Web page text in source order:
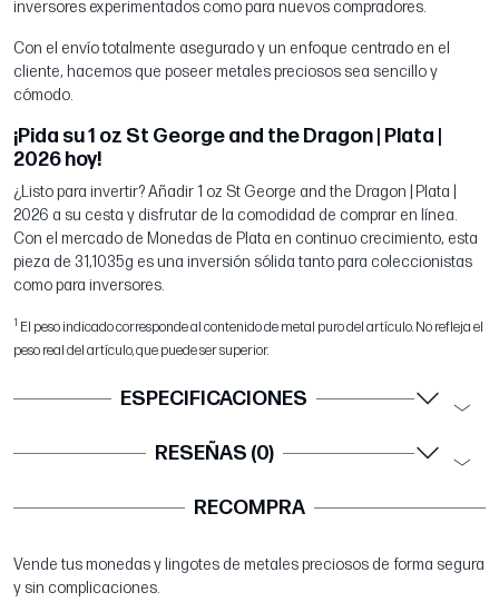
inversores experimentados como para nuevos compradores.
Con el envío totalmente asegurado y un enfoque centrado en el
cliente, hacemos que poseer metales preciosos sea sencillo y
cómodo.
¡Pida su 1 oz St George and the Dragon | Plata |
2026 hoy!
¿Listo para invertir? Añadir 1 oz St George and the Dragon | Plata |
2026 a su cesta y disfrutar de la comodidad de comprar en línea.
Con el mercado de Monedas de Plata en continuo crecimiento, esta
pieza de 31,1035g es una inversión sólida tanto para coleccionistas
como para inversores.
1 El peso indicado corresponde al contenido de metal puro del artículo. No refleja el
peso real del artículo, que puede ser superior.
ESPECIFICACIONES
RESEÑAS (0)
RECOMPRA
Vende tus monedas y lingotes de metales preciosos de forma segura
y sin complicaciones.